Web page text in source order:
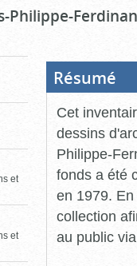
Philippe-
et
et
Résumé
Cet
dessins
Philippe-
fonds a été
en 1979.
collection
au public